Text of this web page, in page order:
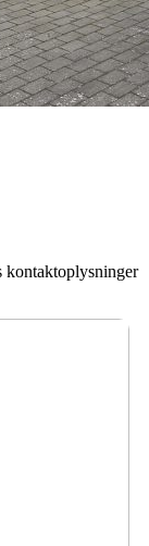
kontaktoplysninger